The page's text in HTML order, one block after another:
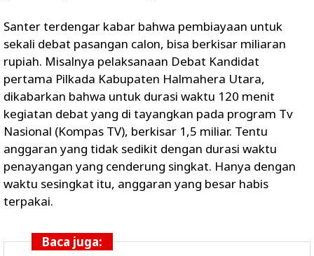
Santer terdengar kabar bahwa pembiayaan untuk
sekali debat pasangan calon, bisa berkisar miliaran
rupiah. Misalnya pelaksanaan Debat Kandidat
pertama Pilkada Kabupaten Halmahera Utara,
dikabarkan bahwa untuk durasi waktu 120 menit
kegiatan debat yang di tayangkan pada program Tv
Nasional (Kompas TV), berkisar 1,5 miliar. Tentu
anggaran yang tidak sedikit dengan durasi waktu
penayangan yang cenderung singkat. Hanya dengan
waktu sesingkat itu, anggaran yang besar habis
terpakai.
Baca juga: